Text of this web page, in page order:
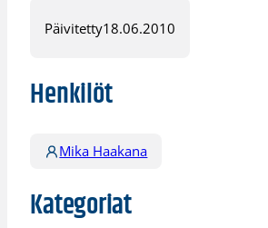
Päivitetty18.06.2010
Henkilöt
Mika Haakana
Kategoriat